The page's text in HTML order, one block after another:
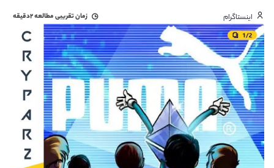
اینستاگرام زمان تقریبی مطالعه۲دقیقه